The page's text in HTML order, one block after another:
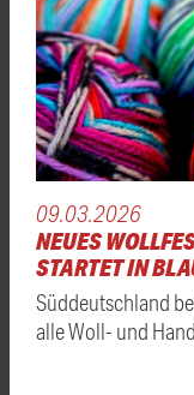
09.03.2026
NEUES
STARTET IN
Süddeutschland
alle Woll- und